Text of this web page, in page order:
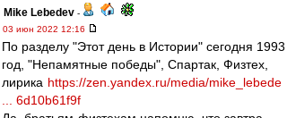
Mike Lebedev -
03 июн 2022 12:16
По разделу "Этот день в Истории" сегодня 1993
год, "Непамятные победы", Спартак, Физтех,
лирика https://zen.yandex.ru/media/mike_lebede
... 6d10b61f9f